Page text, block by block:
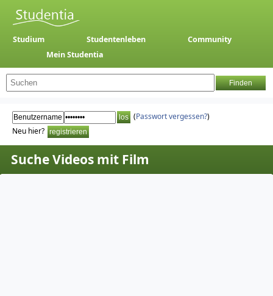
Studium Studentenleben
Community
Mein Studentia
(Passwort vergessen?)
Neu hier?
Suche Videos mit Film